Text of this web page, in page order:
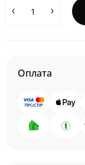
Оплата